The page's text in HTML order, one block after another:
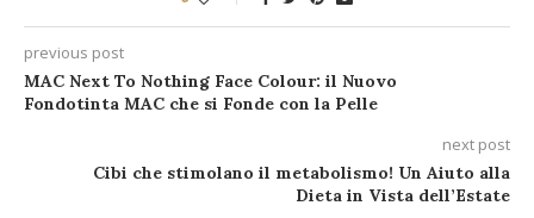
previous post
MAC Next To Nothing Face Colour: il Nuovo
Fondotinta MAC che si Fonde con la Pelle
next post
Cibi che stimolano il metabolismo! Un Aiuto alla
Dieta in Vista dell’Estate